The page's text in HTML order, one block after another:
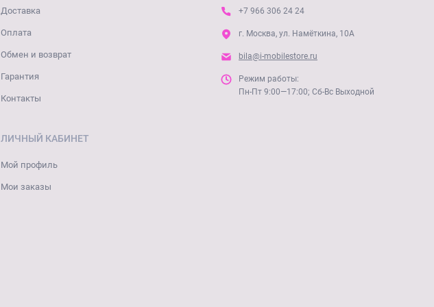
Доставка
Оплата
Обмен и возврат
Гарантия
Контакты
ЛИЧНЫЙ КАБИНЕТ
Мой профиль
Мои заказы
+7 966 306 24 24
г. Москва, ул. Намёткина, 10А
bila@i-mobilestore.ru
Режим работы:
Пн-Пт 9:00—17:00; Сб-Вс Выходной